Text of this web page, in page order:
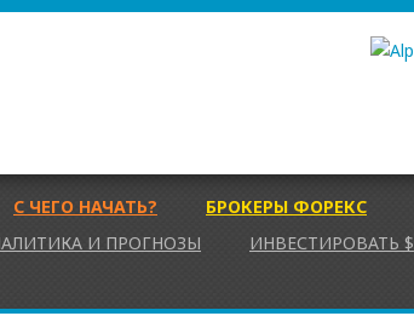
С ЧЕГО НАЧАТЬ? БРОКЕРЫ ФОРЕКС
И ПРОГНОЗЫ ИНВЕСТИРОВАТЬ $